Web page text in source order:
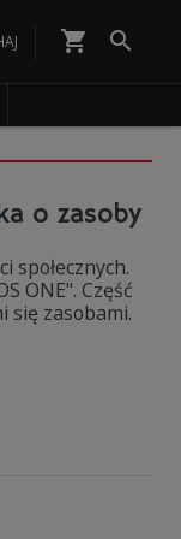
shopping_cart 
o zasoby
społecznych.
ONE". Część
się zasobami.